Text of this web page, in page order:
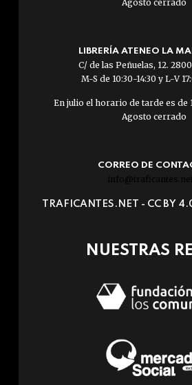
Agosto cerrado
LIBRERÍA ATENEO LA
C/ de las Peñuelas, 12.
M-S de 10:30-14:30 y L-V
En julio el horario de tarde es de
Agosto cerrado
CORREO DE
info@traficantes.net
TRAFICANTES.NET - CC BY
NUESTRAS